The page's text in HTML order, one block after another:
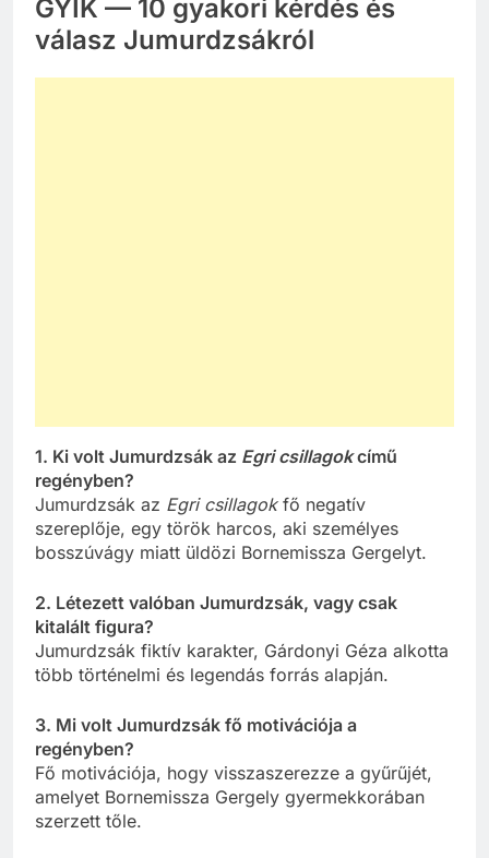
GYIK — 10 gyakori kérdés és
válasz Jumurdzsákról
1. Ki volt Jumurdzsák az Egri csillagokcímű
regényben?
Jumurdzsák az Egri csillagokfő negatív
szereplője, egy török harcos, aki személyes
bosszúvágy miatt üldözi Bornemissza Gergelyt.
2. Létezett valóban Jumurdzsák, vagy csak
kitalált figura?
Jumurdzsák fiktív karakter, Gárdonyi Géza alkotta
több történelmi és legendás forrás alapján.
3. Mi volt Jumurdzsák fő motivációja a
regényben?
Fő motivációja, hogy visszaszerezze a gyűrűjét,
amelyet Bornemissza Gergely gyermekkorában
szerzett tőle.